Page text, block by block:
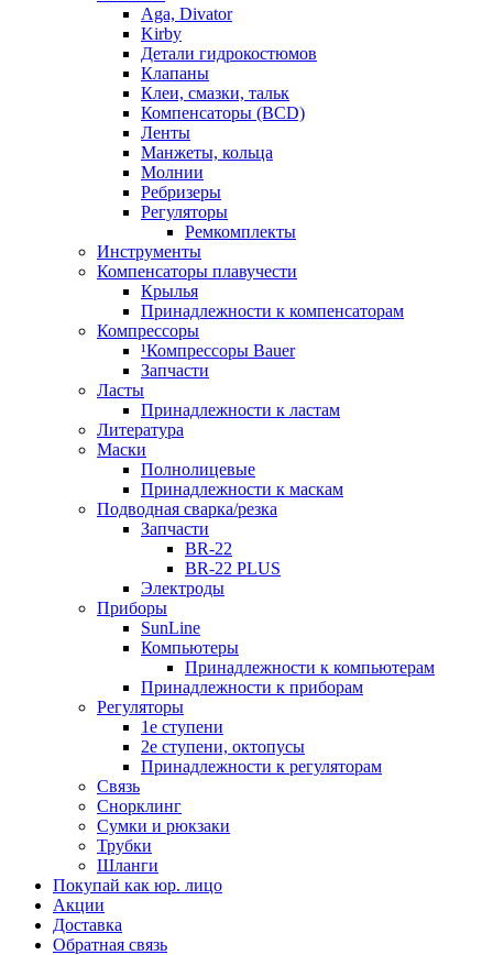
Aga, Divator
Kirby
Детали гидрокостюмов
Клапаны
Клеи, смазки, тальк
Компенсаторы (BCD)
Ленты
Манжеты, кольца
Молнии
Ребризеры
Регуляторы
Ремкомплекты
Инструменты
Компенсаторы плавучести
Крылья
Принадлежности к компенсаторам
Компрессоры
¹Компрессоры Bauer
Запчасти
Ласты
Принадлежности к ластам
Литература
Маски
Полнолицевые
Принадлежности к маскам
Подводная сварка/резка
Запчасти
BR-22
BR-22 PLUS
Электроды
Приборы
SunLine
Компьютеры
Принадлежности к компьютерам
Принадлежности к приборам
Регуляторы
1е ступени
2е ступени, октопусы
Принадлежности к регуляторам
Связь
Снорклинг
Сумки и рюкзаки
Трубки
Шланги
Покупай как юр. лицо
Акции
Доставка
Обратная связь